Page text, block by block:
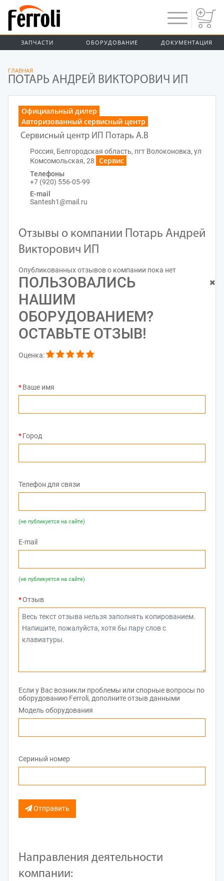
ЗАПЧАСТИ ОБОРУДОВАНИЕ ДОКУМЕНТАЦИЯ
ГЛАВНАЯ
ПОТАРЬ АНДРЕЙ ВИКТОРОВИЧ ИП
Официальный дилер
Авторизованный сервисный центр
Сервисный центр ИП Потарь А.В
Россия, Белгородская область, пгт Волоконовка, ул
Комсомольская, 28
Сервис
Телефоны
+7 (920) 556-05-99
E-mail
Santesh1@mail.ru
Отзывы о компании Потарь Андрей
Викторович ИП
Опубликованных отзывов о компании пока нет
ПОЛЬЗОВАЛИСЬ
НАШИМ
ОБОРУДОВАНИЕМ?
ОСТАВЬТЕ ОТЗЫВ!
Оценка:
Ваше имя
Город
Телефон для связи
(не публикуется на сайте)
E-mail
(не публикуется на сайте)
Отзыв
Если у Вас возникли проблемы или спорные вопросы по
оборудованию Ferroli, дополните отзыв данными
Модель оборудования
Сериный номер
Отправить
Направления деятельности
компании: